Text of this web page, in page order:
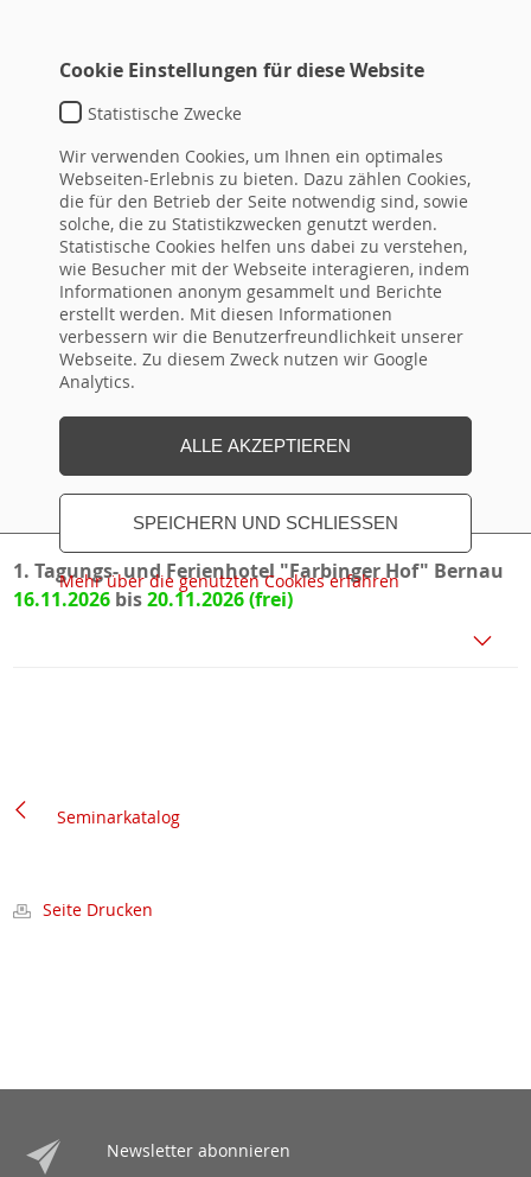
BR III – BETEILIGUNG DES
BETRIEBSRATS BEI SOZIALEN
ANGELEGENHEITEN IN BAYERN
ZIELGRUPPE / TEILNEHMER
ZIELE / INHALTE
HINWEISE
SEMINARTERMIN(E)
1. Tagungs- und Ferienhotel "Farbinger Hof" Bernau
16.11.2026 bis20.11.2026
Seminarkatalog
Seite Drucken
Newsletter abonnieren
Cookie Einstellungen für diese Website
Statistische Zwecke
Wir verwenden Cookies, um Ihnen ein optimales
Webseiten-Erlebnis zu bieten. Dazu zählen Cookies,
die für den Betrieb der Seite notwendig sind, sowie
solche, die zu Statistikzwecken genutzt werden.
Statistische Cookies helfen uns dabei zu verstehen,
wie Besucher mit der Webseite interagieren, indem
Informationen anonym gesammelt und Berichte
erstellt werden. Mit diesen Informationen
verbessern wir die Benutzerfreundlichkeit unserer
Webseite. Zu diesem Zweck nutzen wir Google
Analytics.
ALLE AKZEPTIEREN
SPEICHERN UND SCHLIESSEN
Mehr über die genutzten Cookies erfahren